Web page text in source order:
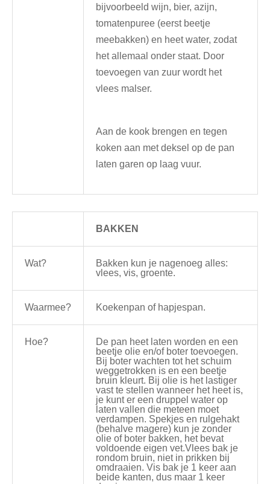
bijvoorbeeld wijn, bier, azijn,
tomatenpuree (eerst beetje
meebakken) en heet water, zodat
het allemaal onder staat. Door
toevoegen van zuur wordt het
vlees malser.
Aan de kook brengen en tegen
koken aan met deksel op de pan
laten garen op laag vuur.
BAKKEN
Wat?
Bakken kun je nagenoeg alles:
vlees, vis, groente.
Waarmee? Koekenpan of hapjespan.
Hoe?
De pan heet laten worden en een
beetje olie en/of boter toevoegen.
Bij boter wachten tot het schuim
weggetrokken is en een beetje
bruin kleurt. Bij olie is het lastiger
vast te stellen wanneer het heet is,
je kunt er een druppel water op
laten vallen die meteen moet
verdampen. Spekjes en rulgehakt
(behalve magere) kun je zonder
olie of boter bakken, het bevat
voldoende eigen vet.Vlees bak je
rondom bruin, niet in prikken bij
omdraaien. Vis bak je 1 keer aan
beide kanten, dus maar 1 keer